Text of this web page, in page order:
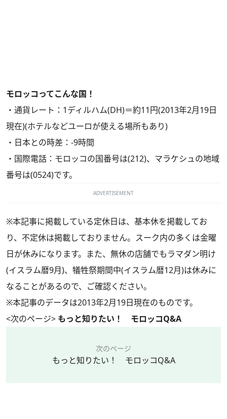
モロッコってこんな国！
・通貨レート：1ディルハム(DH)＝約11円(2013年2月19日
現在)(ホテルなどユーロが使える場所もあり)
・日本との時差：-9時間
・国際電話：モロッコの国番号は(212)、マラケシュの地域
番号は(0524)です。
ADVERTISEMENT
※本記事に掲載している定休日は、基本休を掲載してお
り、不定休は掲載しておりません。スーク内の多くは金曜
日が休みになります。また、無休の店舗でもラマダン明け
(イスラム暦9月)、犠牲祭期間中(イスラム暦12月)は休みに
なることがあるので、ご確認ください。
※本記事のデータは2013年2月19日現在のものです。
<次のページ> もっと知りたい！ モロッコQ&A
次のページ
もっと知りたい！ モロッコQ&A